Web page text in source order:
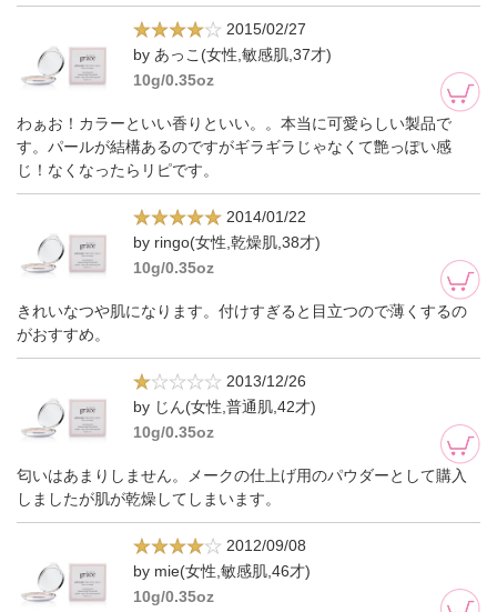
2015/02/27
by あっこ(女性,敏感肌,37才)
10g/0.35oz
わぁお！カラーといい香りといい。。本当に可愛らしい製品で
す。パールが結構あるのですがギラギラじゃなくて艶っぽい感
じ！なくなったらリピです。
2014/01/22
by ringo(女性,乾燥肌,38才)
10g/0.35oz
きれいなつや肌になります。付けすぎると目立つので薄くするの
がおすすめ。
2013/12/26
by じん(女性,普通肌,42才)
10g/0.35oz
匂いはあまりしません。メークの仕上げ用のパウダーとして購入
しましたが肌が乾燥してしまいます。
2012/09/08
by mie(女性,敏感肌,46才)
10g/0.35oz